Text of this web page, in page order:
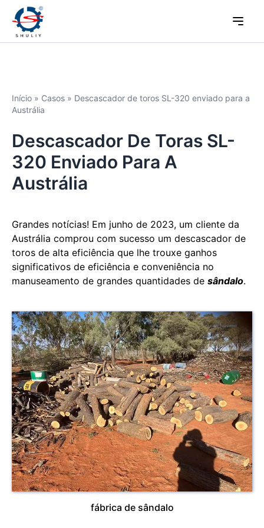
Início » Casos » Descascador de toros SL-320 enviado para a
Austrália
Descascador De Toras SL-
320 Enviado Para A
Austrália
Grandes notícias! Em junho de 2023, um cliente da
Austrália comprou com sucesso um descascador de
toros de alta eficiência que lhe trouxe ganhos
significativos de eficiência e conveniência no
manuseamento de grandes quantidades de sândalo.
fábrica de sândalo